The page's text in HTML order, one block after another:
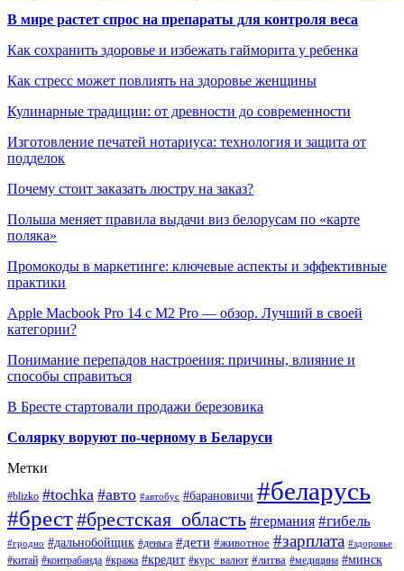
В мире растет спрос на препараты для контроля веса
Как сохранить здоровье и избежать гайморита у ребенка
Как стресс может повлиять на здоровье женщины
Кулинарные традиции: от древности до современности
Изготовление печатей нотариуса: технология и защита от
подделок
Почему стоит заказать люстру на заказ?
Польша меняет правила выдачи виз белорусам по «карте
поляка»
Промокоды в маркетинге: ключевые аспекты и эффективные
практики
Apple Macbook Pro 14 с M2 Pro — обзор. Лучший в своей
категории?
Понимание перепадов настроения: причины, влияние и
способы справиться
В Бресте стартовали продажи березовика
Солярку воруют по-черному в Беларуси
Метки
#blizko #tochka #авто #автобус #барановичи #беларусь
#брест#брестская_область #германия #гибель
#гродно #дальнобойщик #деньга #дети #животное #зарплата #здоровье
#китай #контрабанда #кража #кредит #курс_валют #литва #медицина #минск